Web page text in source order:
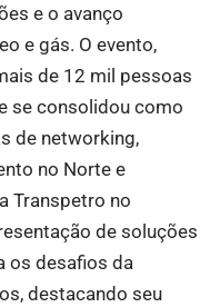
e o avanço
e gás. O evento,
de 12 mil pessoas
se consolidou como
de networking,
no Norte e
Transpetro no
de soluções
os desafios da
destacando seu